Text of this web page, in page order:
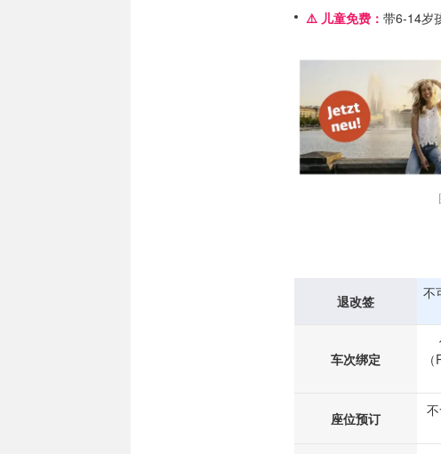
⚠️ 儿童免费： 带6-14岁
退改签
不
车次绑定
座位预订